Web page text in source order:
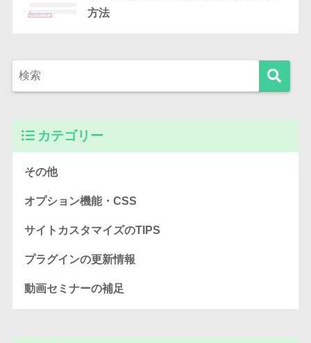
方法
カテゴリー
その他
オプション機能・CSS
サイトカスタマイズのTIPS
プラグインの更新情報
動画セミナーの補足